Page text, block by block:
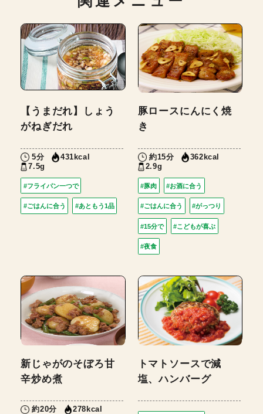
【うまだれ】しょう
がねぎだれ
5分
431kcal
7.5g
#フライパン一つで
#ごはんに合う #あともう1品
豚ロースにんにく焼
き
約15分
362kcal
2.9g
#豚肉 #お酒に合う
#ごはんに合う #がっつり
#15分で #こどもが喜ぶ
#夜食
新じゃがのそぼろ甘
辛炒め煮
約20分
278kcal
トマトソースで減
塩、ハンバーグ